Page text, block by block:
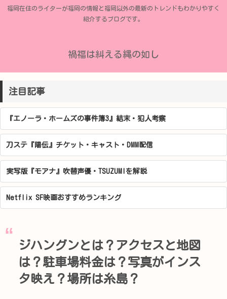
福岡在住のライターが福岡の情報と福岡以外の最新のトレンドもわかりやすく
紹介するブログです。
禍福は糾える縄の如し
注目記事
『エノーラ・ホームズの事件簿3』結末・犯人考察
刀ステ『陽伝』チケット・キャスト・DMM配信
実写版『モアナ』吹替声優・TSUZUMIを解説
Netflix SF映画おすすめランキング
ジハングンとは？アクセスと地図
は？駐車場料金は？写真がインス
タ映え？場所は糸島？